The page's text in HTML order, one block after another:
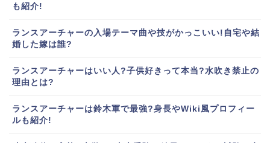
も紹介!
ランスアーチャーの入場テーマ曲や技がかっこいい!自宅や結
婚した嫁は誰?
ランスアーチャーはいい人?子供好きって本当?水吹き禁止の
理由とは?
ランスアーチャーは鈴木軍で最強?身長やWiki風プロフィー
ルも紹介!